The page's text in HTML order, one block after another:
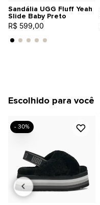
Sandália UGG Fluff Yeah
Slide Baby Preto
R$ 599,00
Escolhido para você
- 30%